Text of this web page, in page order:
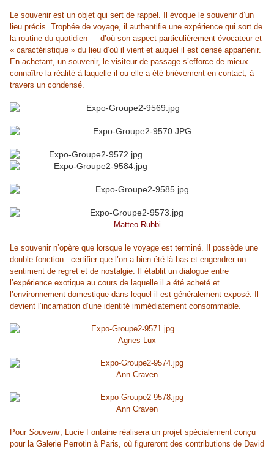
Le souvenir est un objet qui sert de rappel. Il évoque le souvenir d’un
lieu précis. Trophée de voyage, il authentifie une expérience qui sort de
la routine du quotidien — d’où son aspect particulièrement évocateur et
« caractéristique » du lieu d’où il vient et auquel il est censé appartenir.
En achetant, un souvenir, le visiteur de passage s’efforce de mieux
connaître la réalité à laquelle il ou elle a été brièvement en contact, à
travers un condensé.
Matteo Rubbi
Le souvenir n’opère que lorsque le voyage est terminé. Il possède une
double fonction : certifier que l’on a bien été là-bas et engendrer un
sentiment de regret et de nostalgie. Il établit un dialogue entre
l’expérience exotique au cours de laquelle il a été acheté et
l’environnement domestique dans lequel il est généralement exposé. Il
devient l’incarnation d’une identité immédiatement consommable.
Agnes Lux
Ann Craven
Ann Craven
Pour Souvenir, Lucie Fontaine réalisera un projet spécialement conçu
pour la Galerie Perrotin à Paris, où figureront des contributions de David